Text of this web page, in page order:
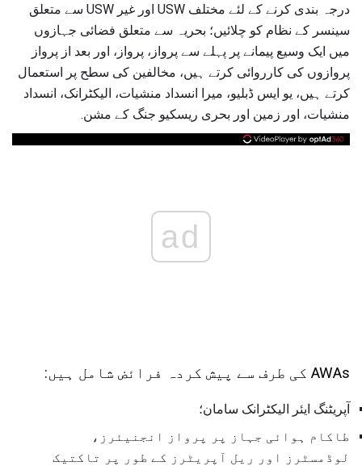
درجہ بندی کرنے کے لئے مختلف USW اور غیر USW سے متعلق
سینسر کے نظام کو چلائیں؛ بحریہ سے متعلق فضائی جہازوں
میں ایک وسیع پیمانے پر پہلے سے پرواز، پرواز، اور بعد از پرواز
پروازوں کی کارروائی کرتے ہیں، مخالفین کی سطح پر استعمال
کرتے ہیں، یو ایس ڈبلیو، میرا انسداد منشیات، الیکٹرانک، انسداد
منشیات، اور زمین اور بحری ریسکیو جنگ کے مشن.
ad
AWAs کی طرف سے پیش کردہ فرائض شامل ہیں:
آپریٹنگ ایئر الیکٹرانک سامان؛
طاکام ہوائی جہاز پر پرواز انجنیئرز،
لوڈمسٹرز اور ریل آپریٹرز کے طور پر تاکتیک